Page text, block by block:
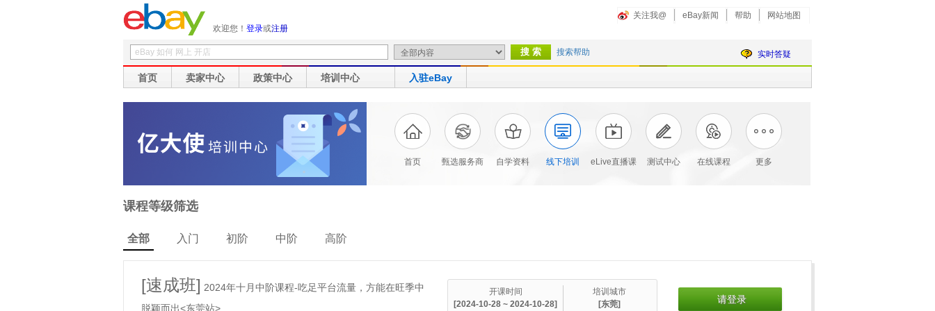
欢迎您！ 登录或注册
关注我@ eBay新闻 帮助 网站地图
搜索帮助 实时答疑
首页 卖家中心 政策中心 培训中心 入驻eBay
首页 甄选服务商 自学资料 线下培训 eLive直播课 测试中心 在线课程 更多
课程等级筛选
全部 入门 初阶 中阶 高阶
[速成班] 2024年十月中阶课程-吃足平台流量，方能在旺季中
脱颖而出<东莞站>
开课时间
[2024-10-28 ~ 2024-10-28]
培训城市
[东莞]
请登录